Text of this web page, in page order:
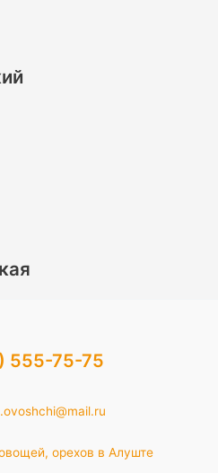
555-75-75
орехов в Алуште